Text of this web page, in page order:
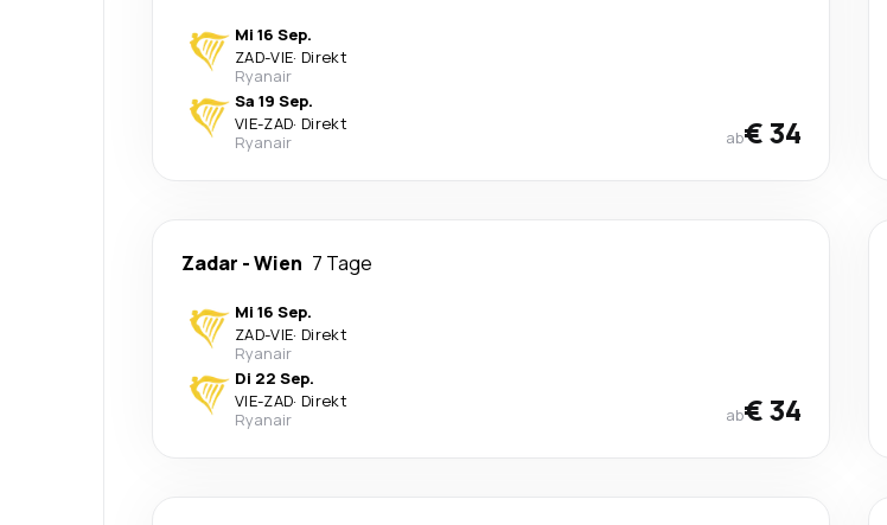
Mi 16 Sep.
ZAD-VIE· Direkt
Ryanair
Sa 19 Sep.
VIE-ZAD· Direkt
Ryanair
ab€ 34
Zadar -Wien 7 Tage
Mi 16 Sep.
ZAD-VIE· Direkt
Ryanair
Di 22 Sep.
VIE-ZAD· Direkt
Ryanair
ab€ 34